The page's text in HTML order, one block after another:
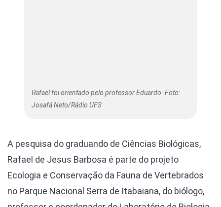
Rafael foi orientado pelo professor Eduardo -Foto:
Josafá Neto/Rádio UFS
A pesquisa do graduando de Ciências Biológicas,
Rafael de Jesus Barbosa é parte do projeto
Ecologia e Conservação da Fauna de Vertebrados
no Parque Nacional Serra de Itabaiana, do biólogo,